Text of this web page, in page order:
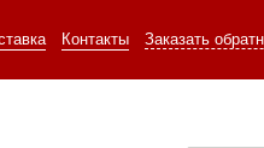
Контакты Заказать